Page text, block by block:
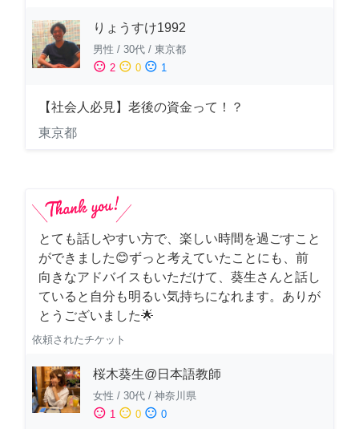
りょうすけ1992
男性 / 30代 / 東京都
sentiment_satisfied 2 sentiment_neutral 0 sentiment_dissatisfied 1
【社会人必見】老後の資金って！？
東京都
とても話しやすい方で、楽しい時間を過ごすこと
ができました😊ずっと考えていたことにも、前
向きなアドバイスもいただけて、葵生さんと話し
ていると自分も明るい気持ちになれます。ありが
とうございました🌟
依頼されたチケット
桜木葵生@日本語教師
女性 / 30代 / 神奈川県
sentiment_satisfied 1 sentiment_neutral 0 sentiment_dissatisfied 0